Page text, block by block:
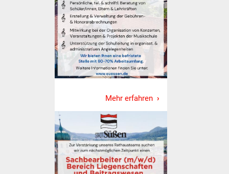
Formulare
Bürgerinfos
Bildung
Kolping-Musikschule
Volkshochschule
Mehr erfahren